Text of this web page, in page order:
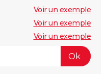
Voir un exemple
Voir un exemple
Voir un exemple